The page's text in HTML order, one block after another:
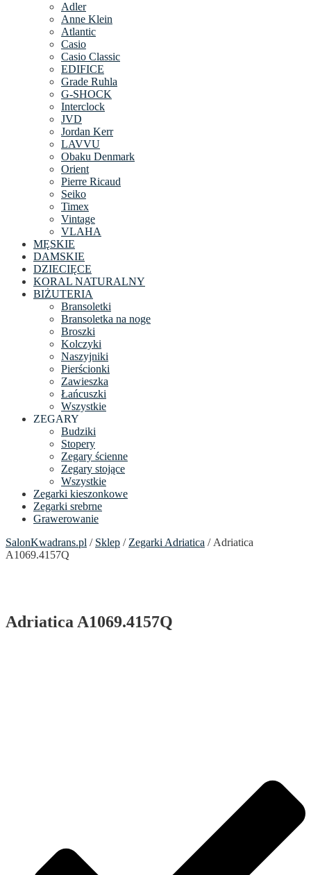
Adler
Anne Klein
Atlantic
Casio
Casio Classic
EDIFICE
Grade Ruhla
G-SHOCK
Interclock
JVD
Jordan Kerr
LAVVU
Obaku Denmark
Orient
Pierre Ricaud
Seiko
Timex
Vintage
VLAHA
MĘSKIE
DAMSKIE
DZIECIĘCE
KORAL NATURALNY
BIŻUTERIA
Bransoletki
Bransoletka na noge
Broszki
Kolczyki
Naszyjniki
Pierścionki
Zawieszka
Łańcuszki
Wszystkie
ZEGARY
Budziki
Stopery
Zegary ścienne
Zegary stojące
Wszystkie
Zegarki kieszonkowe
Zegarki srebrne
Grawerowanie
SalonKwadrans.pl / Sklep / Zegarki Adriatica / Adriatica
A1069.4157Q
Adriatica A1069.4157Q